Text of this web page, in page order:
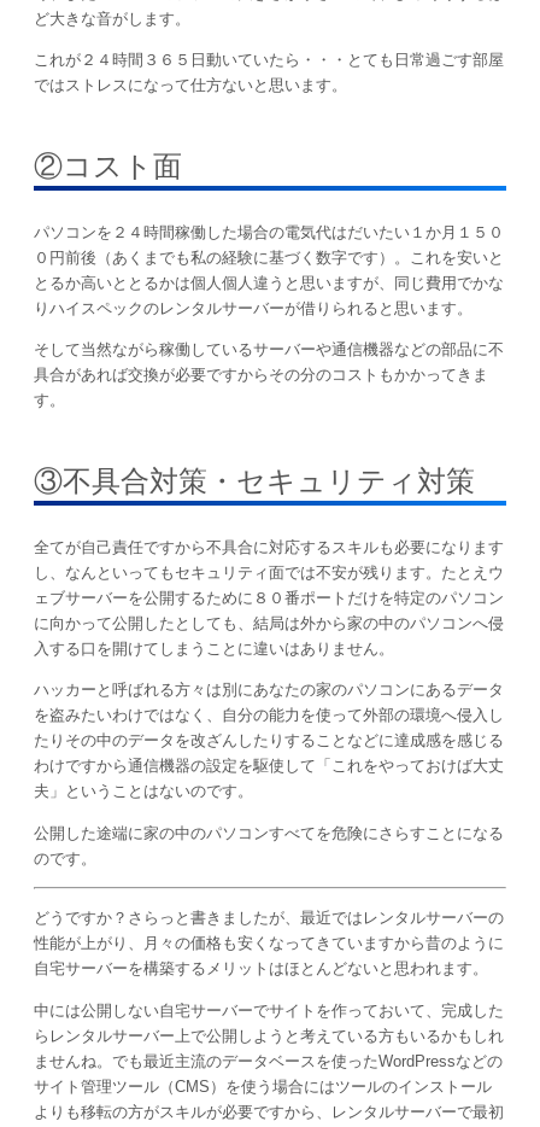
ど大きな音がします。
これが２４時間３６５日動いていたら・・・とても日常過ごす部屋
ではストレスになって仕方ないと思います。
②コスト面
パソコンを２４時間稼働した場合の電気代はだいたい１か月１５０
０円前後（あくまでも私の経験に基づく数字です）。これを安いと
とるか高いととるかは個人個人違うと思いますが、同じ費用でかな
りハイスペックのレンタルサーバーが借りられると思います。
そして当然ながら稼働しているサーバーや通信機器などの部品に不
具合があれば交換が必要ですからその分のコストもかかってきま
す。
③不具合対策・セキュリティ対策
全てが自己責任ですから不具合に対応するスキルも必要になります
し、なんといってもセキュリティ面では不安が残ります。たとえウ
ェブサーバーを公開するために８０番ポートだけを特定のパソコン
に向かって公開したとしても、結局は外から家の中のパソコンへ侵
入する口を開けてしまうことに違いはありません。
ハッカーと呼ばれる方々は別にあなたの家のパソコンにあるデータ
を盗みたいわけではなく、自分の能力を使って外部の環境へ侵入し
たりその中のデータを改ざんしたりすることなどに達成感を感じる
わけですから通信機器の設定を駆使して「これをやっておけば大丈
夫」ということはないのです。
公開した途端に家の中のパソコンすべてを危険にさらすことになる
のです。
どうですか？さらっと書きましたが、最近ではレンタルサーバーの
性能が上がり、月々の価格も安くなってきていますから昔のように
自宅サーバーを構築するメリットはほとんどないと思われます。
中には公開しない自宅サーバーでサイトを作っておいて、完成した
らレンタルサーバー上で公開しようと考えている方もいるかもしれ
ませんね。でも最近主流のデータベースを使ったWordPressなどの
サイト管理ツール（CMS）を使う場合にはツールのインストール
よりも移転の方がスキルが必要ですから、レンタルサーバーで最初